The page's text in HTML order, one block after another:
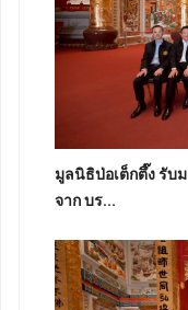
มูลนิธิป่อเต็กตึ๊ง รับ
จาก บร...